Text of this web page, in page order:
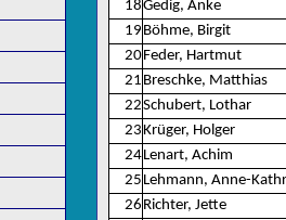
18Gedig, Anke
19 Böhme, Birgit
20Feder, Hartmut
21 Breschke, Matthias
22Schubert, Lothar
23Krüger, Holger
24Lenart, Achim
25 Lehmann, Anne-
26 Richter, Jette